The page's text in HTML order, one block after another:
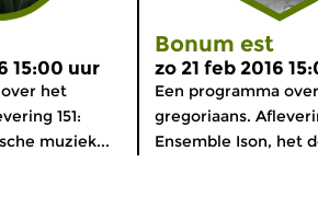
15:00 uur
het
151:
muziek...
Bonum est
zo 21 feb 2016
Een programma
gregoriaans.
Ensemble Ison, het